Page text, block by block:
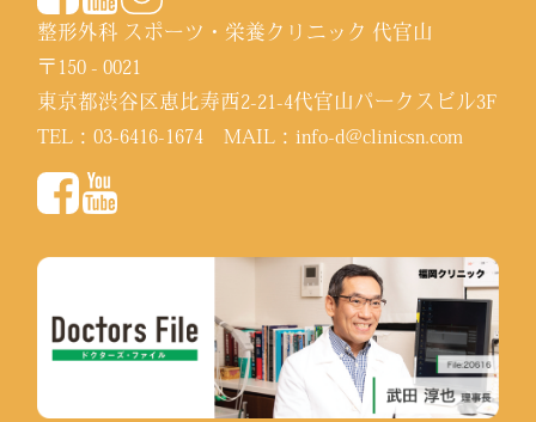
整形外科 スポーツ・栄養クリニック 代官山
〒150 - 0021
東京都渋谷区恵比寿西2-21-4代官山パークスビル3F
TEL：03-6416-1674 MAIL：info-d@clinicsn.com